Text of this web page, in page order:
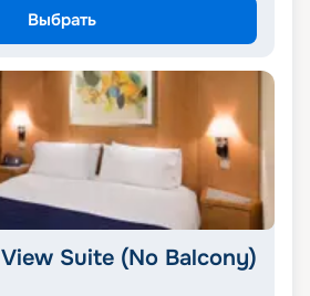
Выбрать
Suite (No Balcony)